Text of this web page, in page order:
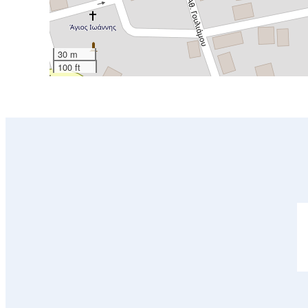
30 m
100 ft